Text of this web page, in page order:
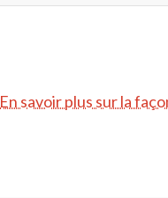
En savoir plus sur la